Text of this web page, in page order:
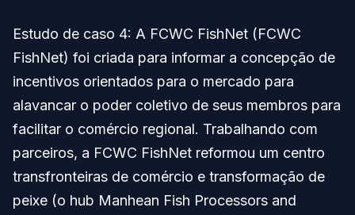
Estudo de caso 4: A FCWC FishNet (FCWC
FishNet) foi criada para informar a concepção de
incentivos orientados para o mercado para
alavancar o poder coletivo de seus membros para
facilitar o comércio regional. Trabalhando com
parceiros, a FCWC FishNet reformou um centro
transfronteiras de comércio e transformação de
peixe (o hub Manhean Fish Processors and